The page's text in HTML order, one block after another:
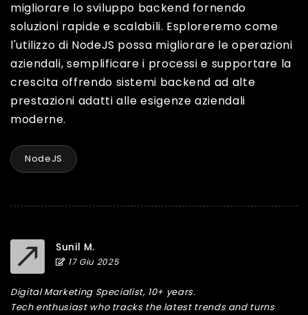
migliorare lo sviluppo backend fornendo
soluzioni rapide e scalabili. Esploreremo come
l'utilizzo di NodeJS possa migliorare le operazioni
aziendali, semplificare i processi e supportare la
crescita offrendo sistemi backend ad alte
prestazioni adatti alle esigenze aziendali
moderne.
NodeJS
Sunil M.
17 Giu 2025
Digital Marketing Specialist, 10+ years.
Tech enthusiast who tracks the latest trends and turns